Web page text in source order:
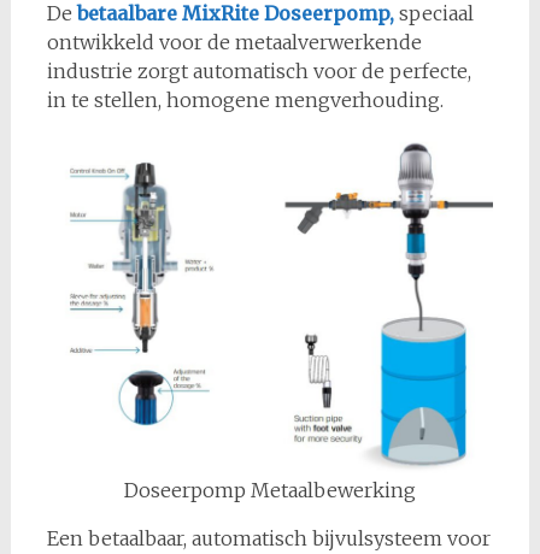
Debetaalbare MixRite Doseerpomp,speciaal
ontwikkeld voor de metaalverwerkende
industrie zorgt automatisch voor de perfecte,
in te stellen, homogene mengverhouding.
Doseerpomp Metaalbewerking
Een betaalbaar, automatisch bijvulsysteem voor